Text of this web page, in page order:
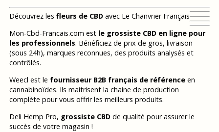
Découvrez les fleurs de CBDavec Le Chanvrier Français
Mon-Cbd-Francais.com est le grossiste CBD en ligne pour
les professionnels. Bénéficiez de prix de gros, livraison
(sous 24h), marques reconnues, des produits analysés et
contrôlés.
Weecl est le fournisseur B2B français de référenceen
cannabinoïdes. Ils maitrisent la chaine de production
complète pour vous offrir les meilleurs produits.
Deli Hemp Pro, grossiste CBDde qualité pour assurer le
succès de votre magasin !